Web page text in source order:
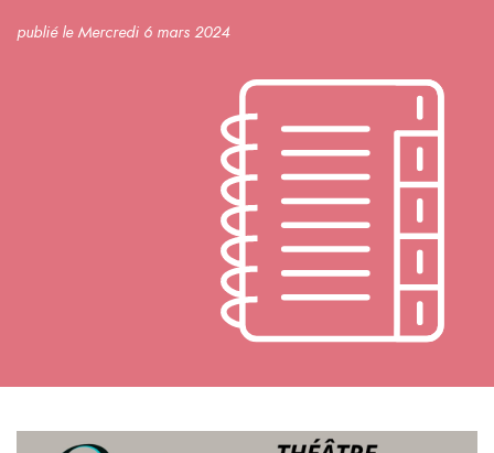
publié le Mercredi 6 mars 2024